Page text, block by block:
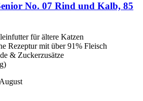
No. 07 Rind und Kalb, 85
für ältere Katzen
Rezeptur mit über 91% Fleisch
& Zuckerzusätze